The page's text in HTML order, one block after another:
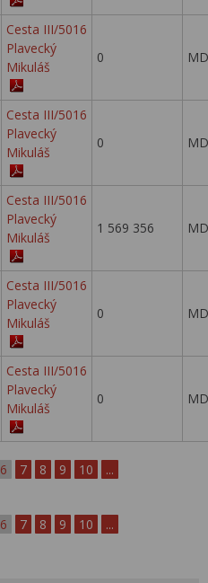
Cesta III/5016
Plavecký
Mikuláš
0
Cesta III/5016
Plavecký
Mikuláš
0
Cesta III/5016
Plavecký
Mikuláš
1 569 356
Cesta III/5016
Plavecký
Mikuláš
0
Cesta III/5016
Plavecký
Mikuláš
0
6 7 8 9 10 ...
6 7 8 9 10 ...